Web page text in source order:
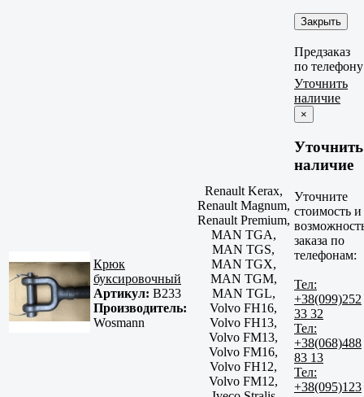
Закрыть
Предзаказ
по телефону
Крюк
буксировочный
Артикул: B233
Производитель:
Wosmann
Renault Kerax,
Renault Magnum,
Renault Premium,
MAN TGA,
MAN TGS,
MAN TGX,
MAN TGM,
MAN TGL,
Volvo FH16,
Volvo FH13,
Volvo FM13,
Volvo FM16,
Volvo FH12,
Volvo FM12,
Уточнить
наличие
×
Уточнить
наличие
Уточните
стоимость и
заказа по
телефонам:
Тел:
+38(099)252
33 32
Тел:
+38(068)488
83 13
Тел:
+38(095)123